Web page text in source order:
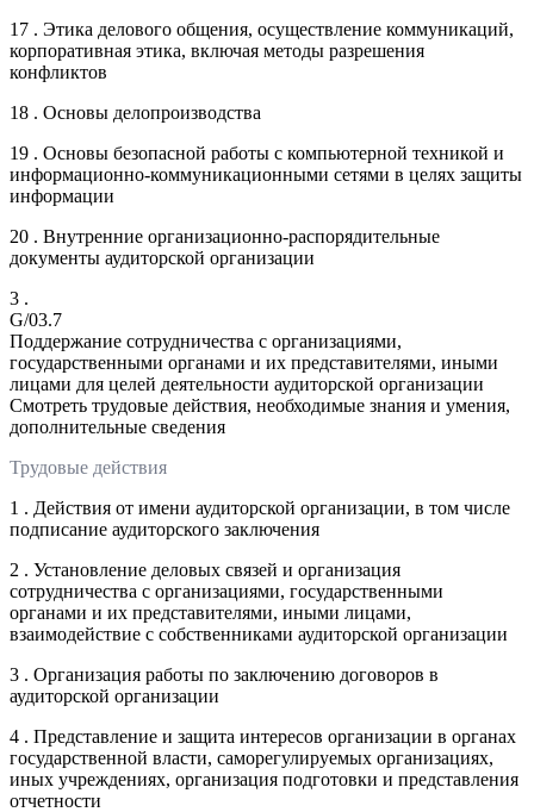
17 . Этика делового общения, осуществление коммуникаций,
корпоративная этика, включая методы разрешения
конфликтов
18 . Основы делопроизводства
19 . Основы безопасной работы с компьютерной техникой и
информационно-коммуникационными сетями в целях защиты
информации
20 . Внутренние организационно-распорядительные
документы аудиторской организации
3 .
G/03.7
Поддержание сотрудничества с организациями,
государственными органами и их представителями, иными
лицами для целей деятельности аудиторской организации
Смотреть трудовые действия, необходимые знания и умения,
дополнительные сведения
Трудовые действия
1 . Действия от имени аудиторской организации, в том числе
подписание аудиторского заключения
2 . Установление деловых связей и организация
сотрудничества с организациями, государственными
органами и их представителями, иными лицами,
взаимодействие с собственниками аудиторской организации
3 . Организация работы по заключению договоров в
аудиторской организации
4 . Представление и защита интересов организации в органах
государственной власти, саморегулируемых организациях,
иных учреждениях, организация подготовки и представления
отчетности